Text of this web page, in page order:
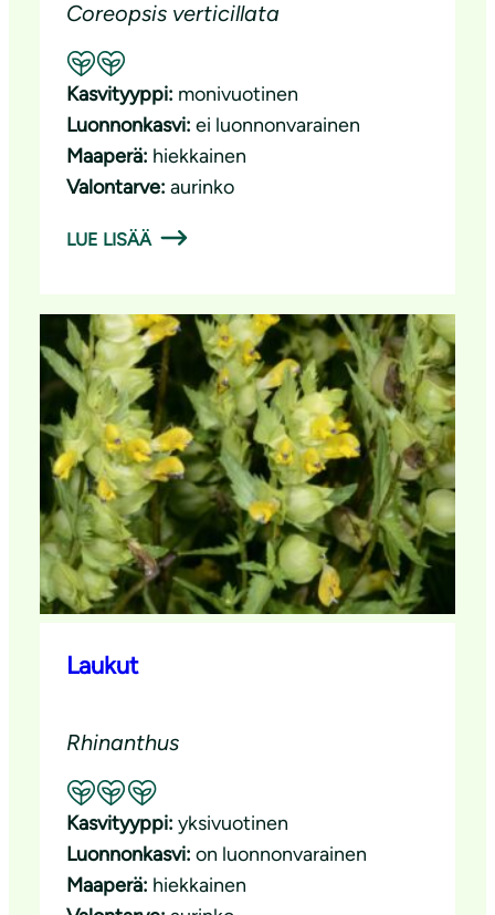
Coreopsis verticillata
Suositeltavuus: Hyvä pölyttäjäkasvi
Kasvityyppi: monivuotinen
Luonnonkasvi: ei luonnonvarainen
Maaperä: hiekkainen
Valontarve: aurinko
LUE LISÄÄ
Laukut
Rhinanthus
Suositeltavuus: Erinomainen pölyttäjäkasvi
Kasvityyppi: yksivuotinen
Luonnonkasvi: on luonnonvarainen
Maaperä: hiekkainen